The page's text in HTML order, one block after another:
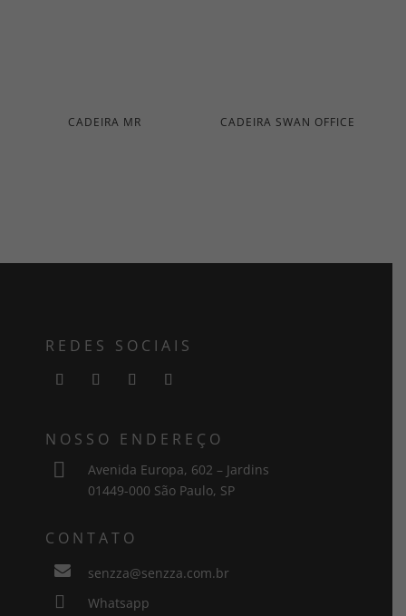
CADEIRA MR CADEIRA SWAN OFFICE
REDES SOCIAIS
NOSSO ENDEREÇO

Avenida Europa, 602 – Jardins
01449-000 São Paulo, SP
CONTATO
 senzza@senzza.com.br
 Whatsapp